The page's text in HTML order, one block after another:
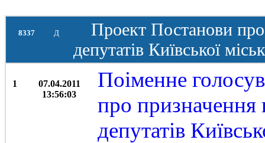
8337 Д
Проект Постанови про
депутатів Київської
1
07.04.2011
13:56:03
Поіменне
про призначення
депутатів